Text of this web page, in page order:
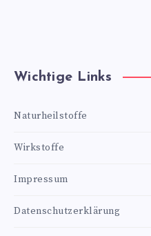
Wichtige Links
Naturheilstoffe
Wirkstoffe
Impressum
Datenschutzerklärung